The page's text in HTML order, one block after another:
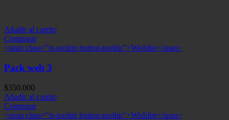
Añadir al carrito
Comparar
<span class="ts-tooltip button-tooltip">Wishlist</span>
Pack web 3
$350.000
Añadir al carrito
Comparar
<span class="ts-tooltip button-tooltip">Wishlist</span>